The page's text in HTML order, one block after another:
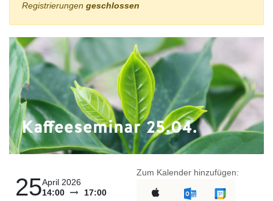
Registrierungen geschlossen
Kaffeeseminar 25.04.
25April 2026
14:00
17:00
Zum Kalender hinzufügen: